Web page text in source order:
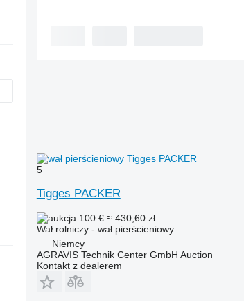
5
Tigges PACKER
100 € ≈ 430,60 zł
Wał rolniczy - wał pierścieniowy
Niemcy
AGRAVIS Technik Center GmbH Auction
Kontakt z dealerem